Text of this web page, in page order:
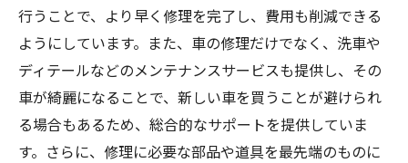
行うことで、より早く修理を完了し、費用も削減できる
ようにしています。また、車の修理だけでなく、洗車や
ディテールなどのメンテナンスサービスも提供し、その
車が綺麗になることで、新しい車を買うことが避けられ
る場合もあるため、総合的なサポートを提供していま
す。さらに、修理に必要な部品や道具を最先端のものに